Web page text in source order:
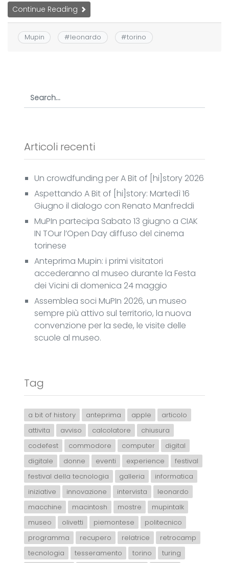
Continue Reading
Mupin #leonardo #torino
Articoli recenti
Un crowdfunding per A Bit of [hi]story 2026
Aspettando A Bit of [hi]story: Martedì 16
Giugno il dialogo con Renato Manfreddi
MuPIn partecipa Sabato 13 giugno a CIAK
IN TOur l’Open Day diffuso del cinema
torinese
Anteprima Mupin: i primi visitatori
accederanno al museo durante la Festa
dei Vicini di domenica 24 maggio
Assemblea soci MuPIn 2026, un museo
sempre più attivo sul territorio, la nuova
convenzione per la sede, le visite delle
scuole al museo.
Tag
a bit of history anteprima apple
articolo
attivita
avviso calcolatore
chiusura
codefest
commodore computer
digital
digitale
donne eventi experience
festival
festival della tecnologia
galleria
informatica
iniziative
innovazione intervista
leonardo
macchine
macintosh mostre
mupintalk
museo
olivetti piemontese
politecnico
programma
recupero relatrice
retrocamp
tecnologia
tesseramento torino
turing